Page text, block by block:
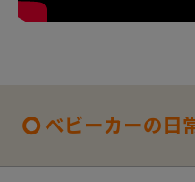
ベビーカーの日